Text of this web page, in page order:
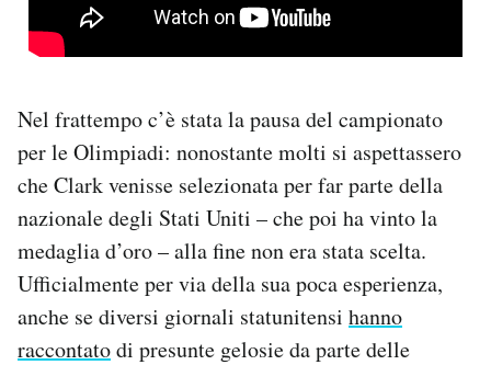
Nel frattempo c’è stata la pausa del campionato
per le Olimpiadi: nonostante molti si aspettassero
che Clark venisse selezionata per far parte della
nazionale degli Stati Uniti – che poi ha vinto la
medaglia d’oro – alla fine non era stata scelta.
Ufficialmente per via della sua poca esperienza,
anche se diversi giornali statunitensi hanno
raccontatodi presunte gelosie da parte delle